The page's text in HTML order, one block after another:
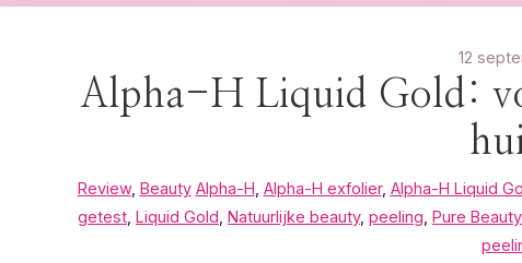
12
Alpha-H Liquid Gold:
Review, Beauty Alpha-H Alpha-H exfolier, Alpha-H Liquid
getest Liquid Gold Natuurlijke beauty, peeling Pure